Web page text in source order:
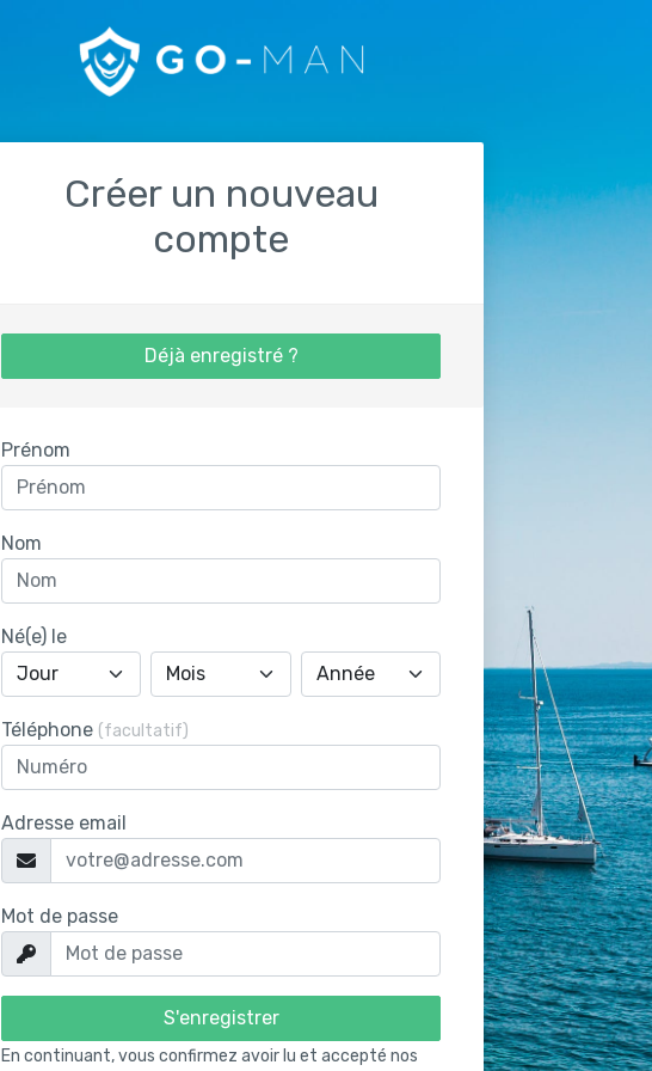
Créer un nouveau
compte
Déjà enregistré ?
Prénom
Nom
Né(e) le
Téléphone (facultatif)
Adresse email
Mot de passe
S'enregistrer
En continuant, vous confirmez avoir lu et accepté nos